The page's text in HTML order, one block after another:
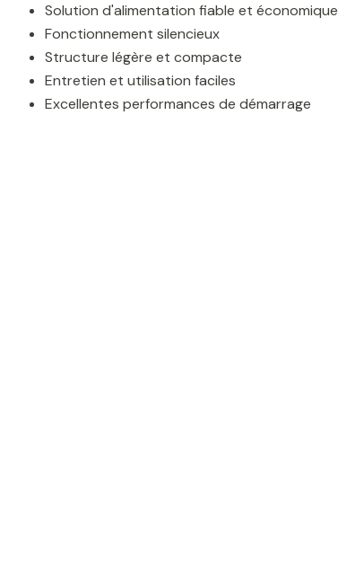
Solution d'alimentation fiable et économique
Fonctionnement silencieux
Structure légère et compacte
Entretien et utilisation faciles
Excellentes performances de démarrage